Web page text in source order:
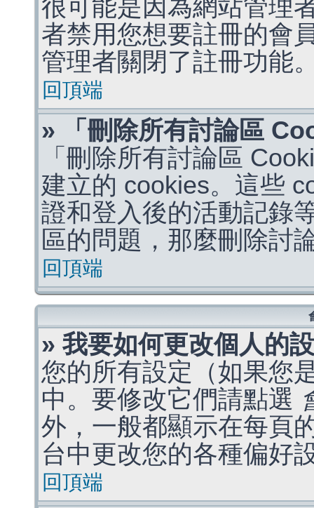
很可能是因為網站管理
者禁用您想要註冊的會
管理者關閉了註冊功能
回頂端
» 「刪除所有討論區
「刪除所有討論區
建立的 cookies。這些
證和登入後的活動記錄
區的問題，那麼刪除討
回頂端
» 我要如何更改個人的
您的所有設定（如果您
中。要修改它們請點選
外，一般都顯示在每頁
台中更改您的各種偏好
回頂端